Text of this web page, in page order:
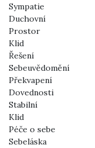
Sympatie
Duchovní
Prostor
Klid
Řešení
Sebeuvědomění
Překvapení
Dovednosti
Stabilní
Klid
Péče o sebe
Sebeláska